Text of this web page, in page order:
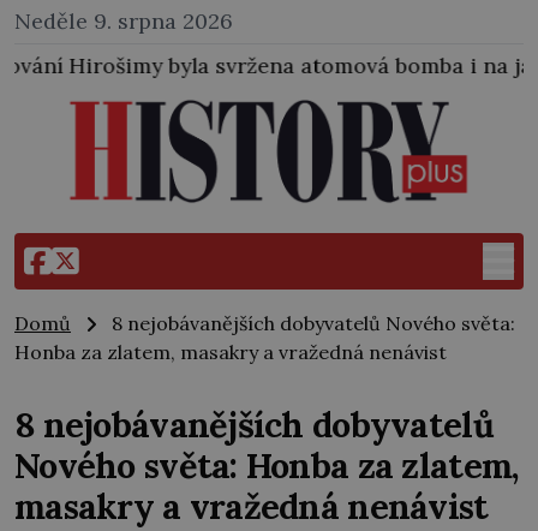
Neděle 9. srpna 2026
atomová bomba i na japonské město
Domů
8 nejobávanějších dobyvatelů Nového světa:
Honba za zlatem, masakry a vražedná nenávist
8 nejobávanějších dobyvatelů
Nového světa: Honba za zlatem,
masakry a vražedná nenávist